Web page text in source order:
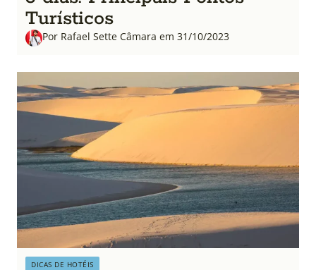
Turísticos
Por Rafael Sette Câmara em 31/10/2023
DICAS DE HOTÉIS